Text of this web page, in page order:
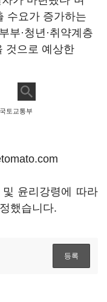
수요가 증가하는
부·청년·취약계층
것으로 예상한
토교통부
윤리강령에 따라
했습니다.